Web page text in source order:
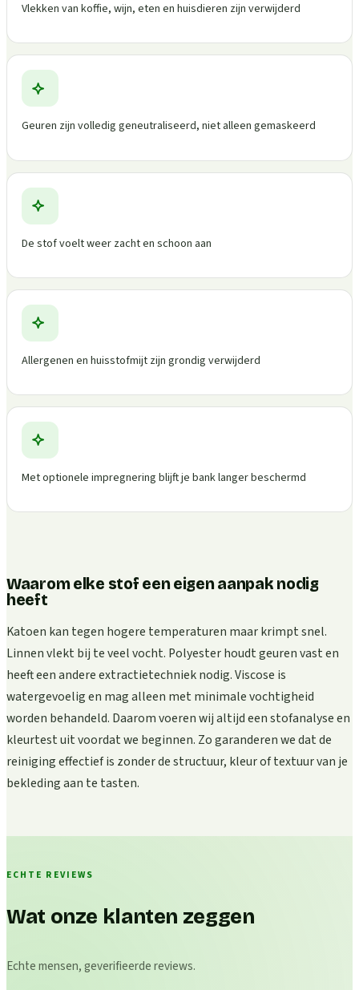
Vlekken van koffie, wijn, eten en huisdieren zijn verwijderd
Geuren zijn volledig geneutraliseerd, niet alleen gemaskeerd
De stof voelt weer zacht en schoon aan
Allergenen en huisstofmijt zijn grondig verwijderd
Met optionele impregnering blijft je bank langer beschermd
Waarom elke stof een eigen aanpak nodig
heeft
Katoen kan tegen hogere temperaturen maar krimpt snel.
Linnen vlekt bij te veel vocht. Polyester houdt geuren vast en
heeft een andere extractietechniek nodig. Viscose is
watergevoelig en mag alleen met minimale vochtigheid
worden behandeld. Daarom voeren wij altijd een stofanalyse en
kleurtest uit voordat we beginnen. Zo garanderen we dat de
reiniging effectief is zonder de structuur, kleur of textuur van je
bekleding aan te tasten.
ECHTE REVIEWS
Wat onze klanten zeggen
Echte mensen, geverifieerde reviews.